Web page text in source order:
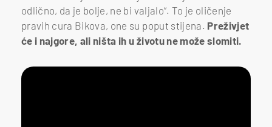
odlično, da je bolje, ne bi valjalo“. To je oličenje
pravih cura Bikova, one su poput stijena. Preživjet
će i najgore, ali ništa ih u životu ne može slomiti.